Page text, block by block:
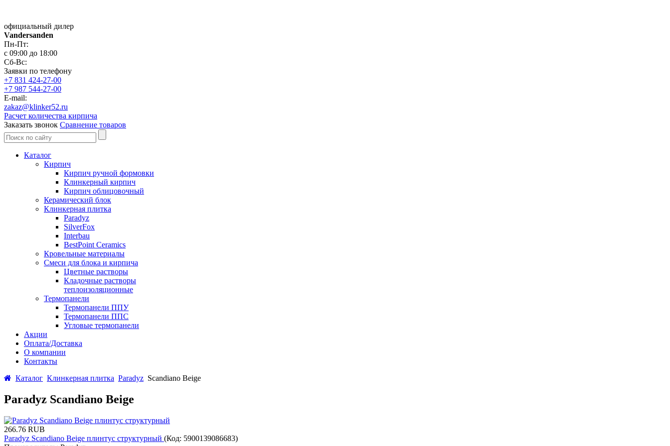
официальный дилер
Vandersanden
Пн-Пт:
с 09:00 до 18:00
Сб-Вс:
Заявки по телефону
+7 831 424-27-00
+7 987 544-27-00
E-mail:
zakaz@klinker52.ru
Расчет количества кирпича
Заказать звонок Сравнение товаров
Каталог
Кирпич
Кирпич ручной формовки
Клинкерный кирпич
Кирпич облицовочный
Керамический блок
Клинкерная плитка
Paradyz
SilverFox
Interbau
BestPoint Ceramics
Кровельные материалы
Смеси для блока и кирпича
Цветные растворы
Кладочные растворы
теплоизоляционные
Термопанели
Термопанели ППУ
Термопанели ППС
Угловые термопанели
Акции
Оплата/Доставка
О компании
Контакты
Каталог Клинкерная плитка Paradyz Scandiano Beige
Paradyz Scandiano Beige
266.76 RUB
Paradyz Scandiano Beige плинтус структурный (Код: 5900139086683)